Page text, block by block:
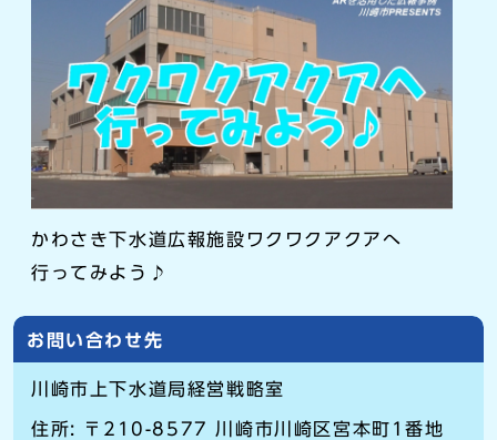
かわさき下水道広報施設ワクワクアクアへ
行ってみよう♪
お問い合わせ先
川崎市上下水道局経営戦略室
住所: 〒210-8577 川崎市川崎区宮本町1番地